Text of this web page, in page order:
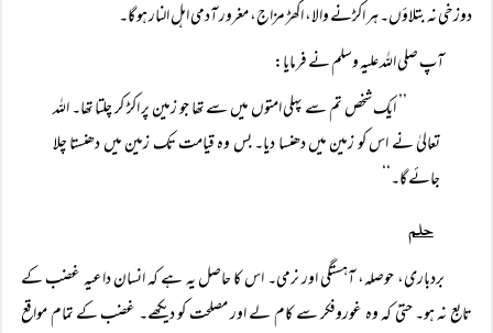
دوزخی نہ بتلاؤں۔ ہر اکڑنے والا، اکھڑ مزاج، مغرور آدمی اہل النار ہو گا۔
آپ صلی اللہ علیہ وسلم نے فرمایا:
’’ ایک شخص تم سے پہلی امتوں میں سے تھا جو زمین پر اکڑ کر چلتا تھا۔ اللہ
تعالیٰ نے اس کو زمین میں دھنسا دیا۔ بس وہ قیامت تک زمین میں دھنستا چلا
جائے گا۔‘‘
حلم
بردباری، حوصلہ، آہستگی اور نرمی۔ اس کا حاصل یہ ہے کہ انسان داعیہ غضب کے
تابع نہ ہو۔ حتیٰ کہ وہ غوروفکر سے کام لے اور مصلحت کو دیکھے۔ غضب کے تمام مواقع